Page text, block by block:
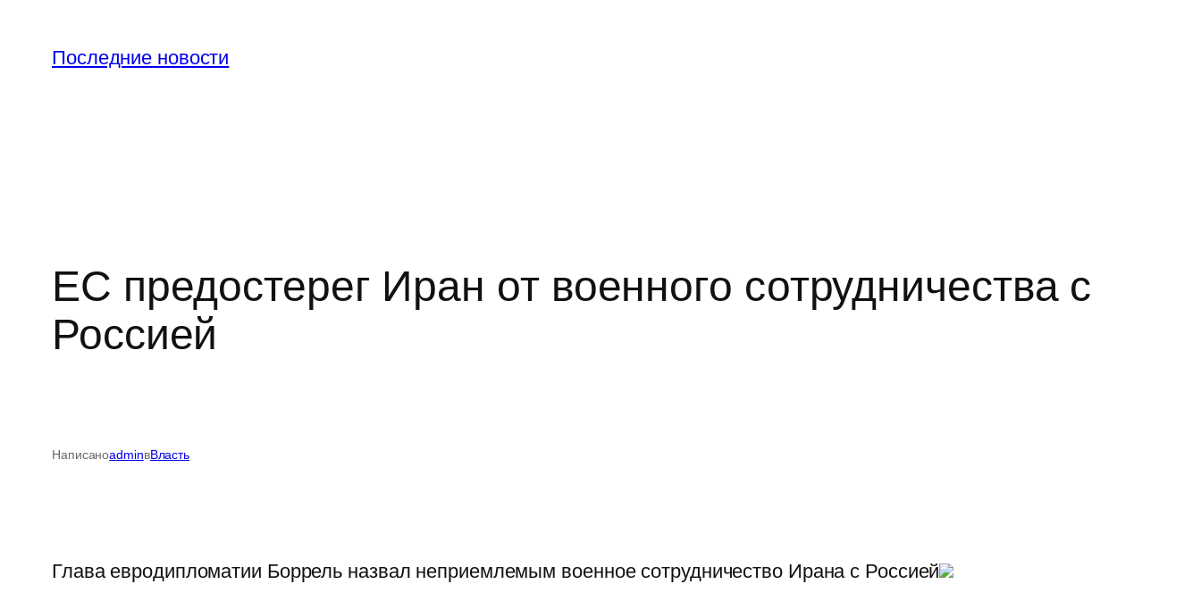
содержимому
Последние новости
ЕС предостерег Иран от военного сотрудничества с
Россией
НаписаноadminвВласть
Глава евродипломатии Боррель назвал неприемлемым военное сотрудничество Ирана с Россией